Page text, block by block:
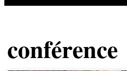
conférence